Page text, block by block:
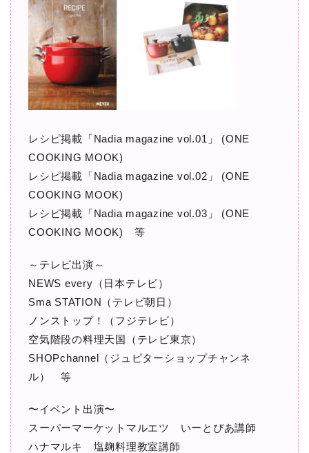
レシピ掲載「Nadia magazine vol.01」 (ONE
COOKING MOOK)
レシピ掲載「Nadia magazine vol.02」 (ONE
COOKING MOOK)
レシピ掲載「Nadia magazine vol.03」 (ONE
COOKING MOOK) 等
～テレビ出演～
NEWS every（日本テレビ）
Sma STATION（テレビ朝日）
ノンストップ！（フジテレビ）
空気階段の料理天国（テレビ東京）
SHOPchannel（ジュピターショップチャンネ
ル） 等
〜イベント出演〜
スーパーマーケットマルエツ いーとぴあ講師
ハナマルキ 塩麹料理教室講師